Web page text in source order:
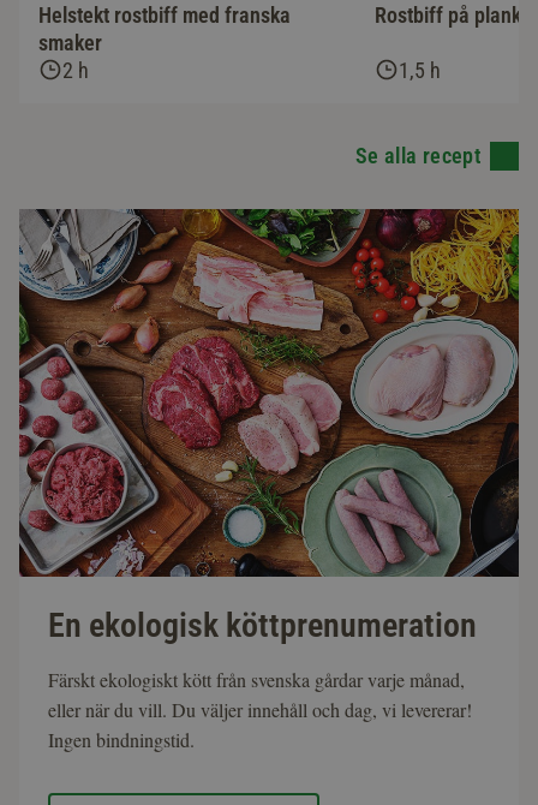
Helstekt rostbiff med franska
smaker
2 h
Rostbiff på planka
1,5 h
Se alla recept
En ekologisk köttprenumeration
Färskt ekologiskt kött från svenska gårdar varje månad,
eller när du vill. Du väljer innehåll och dag, vi levererar!
Ingen bindningstid.